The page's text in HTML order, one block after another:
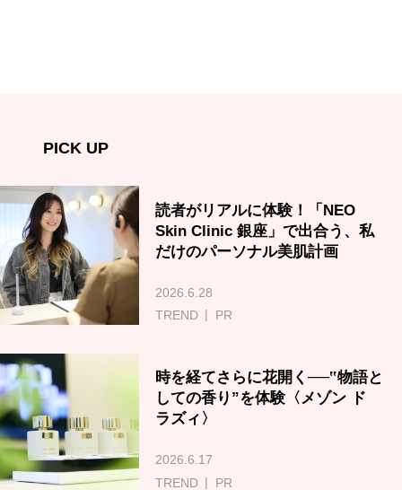
PICK UP
読者がリアルに体験！「NEO
Skin Clinic 銀座」で出合う、私
だけのパーソナル美肌計画
2026.6.28
TREND
PR
時を経てさらに花開く──‟物語と
しての香り”を体験〈メゾン ド
ラズィ〉
2026.6.17
TREND
PR